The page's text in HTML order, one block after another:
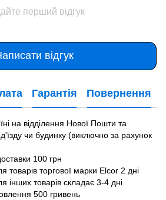
перший відгук
відгук
Гарантія Повернення
на відділення Нової Пошти та
чи будинку (виключно за рахунок
100 грн
товарів торгової марки Elcor 2 дні
інших товарів складає 3-4 дні
500 гривень